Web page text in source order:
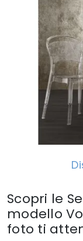
Scopri le
modello
foto ti